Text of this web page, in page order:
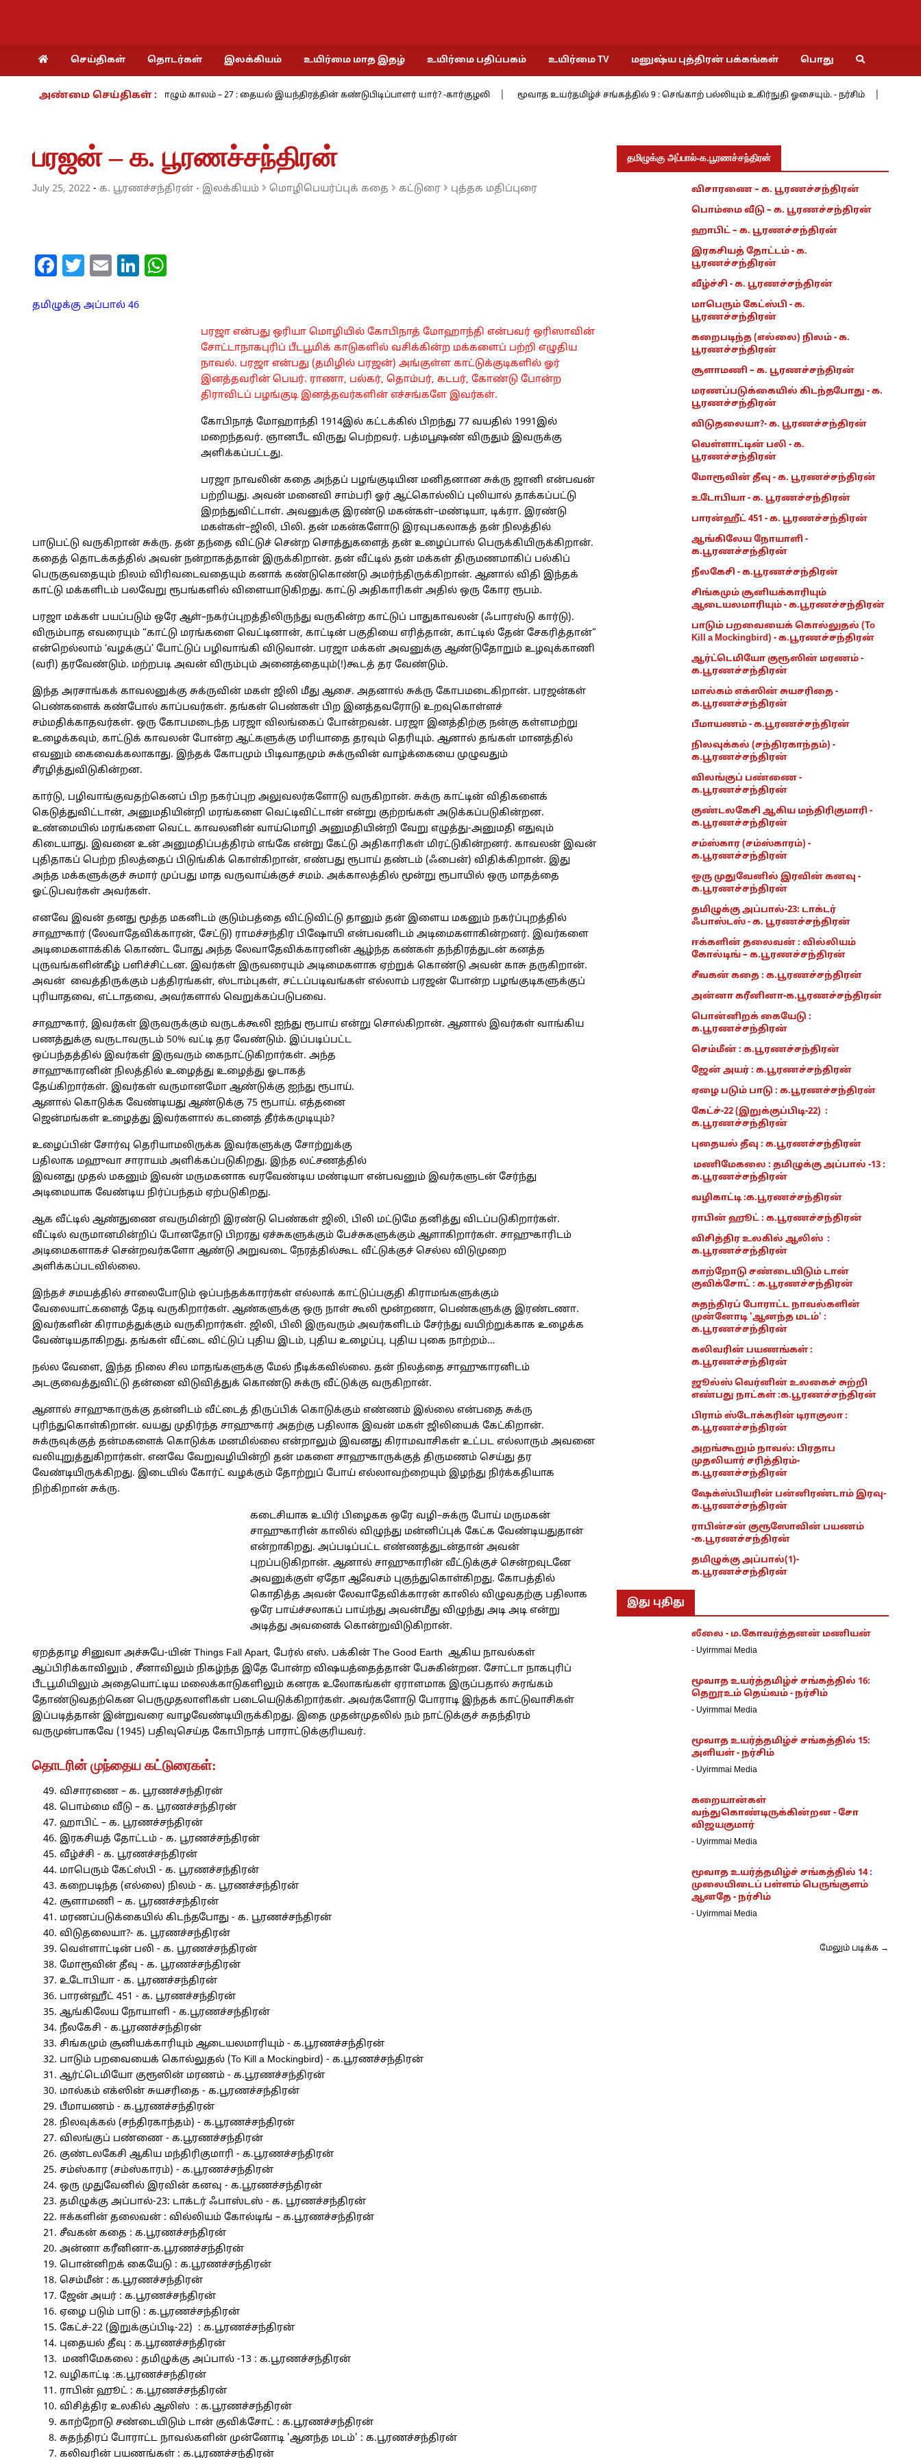
செய்திகள் தொடர்கள் இலக்கியம் உயிர்மை மாத இதழ் உயிர்மை பதிப்பகம் உயிர்மை TV மனுஷ்ய புத்திரன் பக்கங்கள் பொது
அண்மை செய்திகள் :
அ.ராமசாமி நாம் வாழும் காலம் – 27 : தையல் இயந்திரத்தின் கண்டுபிடிப்பாளர் யார்? -கார்குழலி மூவாத உயர்தமிழ்ச் சங்கத்தில் 9 : செங்காற் பல்லியும் உகிர்நுதி ஓசையும். - நர்சிம் மேற்கின்
பரஜன் – க. பூரணச்சந்திரன்
July 25, 2022 - க. பூரணச்சந்திரன் · இலக்கியம் மொழிபெயர்ப்புக் கதை கட்டுரை புத்தக மதிப்புரை
Facebook
Twitter
EmailLinkedIn
தமிழுக்கு அப்பால் 46
பரஜா என்பது ஒரியா மொழியில் கோபிநாத் மோஹாந்தி என்பவர் ஒரிஸாவின்
சோட்டாநாகபுரிப் பீடபூமிக் காடுகளில் வசிக்கின்ற மக்களைப் பற்றி எழுதிய
நாவல். பரஜா என்பது (தமிழில் பரஜன்) அங்குள்ள காட்டுக்குடிகளில் ஓர்
இனத்தவரின் பெயர். ராணா, பல்கர், தொம்பர், கடபர், கோண்டு போன்ற
திராவிடப் பழங்குடி இனத்தவர்களின் எச்சங்களே இவர்கள்.
கோபிநாத் மோஹாந்தி 1914இல் கட்டக்கில் பிறந்து 77 வயதில் 1991இல்
மறைந்தவர். ஞானபீட விருது பெற்றவர். பத்மபூஷண் விருதும் இவருக்கு
அளிக்கப்பட்டது.
பரஜா நாவலின் கதை அந்தப் பழங்குடியின மனிதனான சுக்ரு ஜானி என்பவன்
பற்றியது. அவன் மனைவி சாம்பரி ஓர் ஆட்கொல்லிப் புலியால் தாக்கப்பட்டு
இறந்துவிட்டாள். அவனுக்கு இரண்டு மகன்கள்–மண்டியா, டிக்ரா. இரண்டு
மகள்கள்–ஜிலி, பிலி. தன் மகன்களோடு இரவுபகலாகத் தன் நிலத்தில்
பாடுபட்டு வருகிறான் சுக்ரு. தன் தந்தை விட்டுச் சென்ற சொத்துகளைத் தன் உழைப்பால் பெருக்கியிருக்கிறான்.
கதைத் தொடக்கத்தில் அவன் நன்றாகத்தான் இருக்கிறான். தன் வீட்டில் தன் மக்கள் திருமணமாகிப் பல்கிப்
பெருகுவதையும் நிலம் விரிவடைவதையும் கனாக் கண்டுகொண்டு அமர்ந்திருக்கிறான். ஆனால் விதி இந்தக்
காட்டு மக்களிடம் பலவேறு ரூபங்களில் விளையாடுகிறது. காட்டு அதிகாரிகள் அதில் ஒரு கோர ரூபம்.
பரஜா மக்கள் பயப்படும் ஒரே ஆள்–நகர்ப்புறத்திலிருந்து வருகின்ற காட்டுப் பாதுகாவலன் (ஃபாரஸ்டு கார்டு).
விரும்பாத எவரையும் “காட்டு மரங்களை வெட்டினான், காட்டின் பகுதியை எரித்தான், காட்டில் தேன் சேகரித்தான்”
என்றெல்லாம் ‘வழக்குப்’ போட்டுப் பழிவாங்கி விடுவான். பரஜா மக்கள் அவனுக்கு ஆண்டுதோறும் உழவுக்காணி
(வரி) தரவேண்டும். மற்றபடி அவன் விரும்பும் அனைத்தையும்(!)கூடத் தர வேண்டும்.
இந்த அரசாங்கக் காவலனுக்கு சுக்ருவின் மகள் ஜிலி மீது ஆசை. அதனால் சுக்ரு கோபமடைகிறான். பரஜன்கள்
பெண்களைக் கண்போல் காப்பவர்கள். தங்கள் பெண்கள் பிற இனத்தவரோடு உறவுகொள்ளச்
சம்மதிக்காதவர்கள். ஒரு கோபமடைந்த பரஜா விலங்கைப் போன்றவன். பரஜா இனத்திற்கு நன்கு கள்ளமற்று
உழைக்கவும், காட்டுக் காவலன் போன்ற ஆட்களுக்கு மரியாதை தரவும் தெரியும். ஆனால் தங்கள் மானத்தில்
எவனும் கைவைக்கலாகாது. இந்தக் கோபமும் பிடிவாதமும் சுக்ருவின் வாழ்க்கையை முழுவதும்
சீரழித்துவிடுகின்றன.
கார்டு, பழிவாங்குவதற்கெனப் பிற நகர்ப்புற அலுவலர்களோடு வருகிறான். சுக்ரு காட்டின் விதிகளைக்
கெடுத்துவிட்டான், அனுமதியின்றி மரங்களை வெட்டிவிட்டான் என்று குற்றங்கள் அடுக்கப்படுகின்றன.
உண்மையில் மரங்களை வெட்ட காவலனின் வாய்மொழி அனுமதியின்றி வேறு எழுத்து-அனுமதி எதுவும்
கிடையாது. இவனை உன் அனுமதிப்பத்திரம் எங்கே என்று கேட்டு அதிகாரிகள் மிரட்டுகின்றனர். காவலன் இவன்
புதிதாகப் பெற்ற நிலத்தைப் பிடுங்கிக் கொள்கிறான், எண்பது ரூபாய் தண்டம் (ஃபைன்) விதிக்கிறான். இது
அந்த மக்களுக்குச் சுமார் முப்பது மாத வருவாய்க்குச் சமம். அக்காலத்தில் மூன்று ரூபாயில் ஒரு மாதத்தை
ஓட்டுபவர்கள் அவர்கள்.
எனவே இவன் தனது மூத்த மகனிடம் குடும்பத்தை விட்டுவிட்டு தானும் தன் இளைய மகனும் நகர்ப்புறத்தில்
சாஹுகார் (லேவாதேவிக்காரன், சேட்டு) ராமச்சந்திர பிஷோயி என்பவனிடம் அடிமைகளாகின்றனர். இவர்களை
அடிமைகளாக்கிக் கொண்ட போது அந்த லேவாதேவிக்காரனின் ஆழ்ந்த கண்கள் தந்திரத்துடன் கனத்த
புருவங்களின்கீழ் பளிச்சிட்டன. இவர்கள் இருவரையும் அடிமைகளாக ஏற்றுக் கொண்டு அவன் காசு தருகிறான்.
அவன் வைத்திருக்கும் பத்திரங்கள், ஸ்டாம்புகள், சட்டப்படிவங்கள் எல்லாம் பரஜன் போன்ற பழங்குடிகளுக்குப்
புரியாதவை, எட்டாதவை, அவர்களால் வெறுக்கப்படுபவை.
சாஹுகார், இவர்கள் இருவருக்கும் வருடக்கூலி ஐந்து ரூபாய் என்று சொல்கிறான். ஆனால் இவர்கள் வாங்கிய
பணத்துக்கு வருடாவருடம் 50% வட்டி தர வேண்டும். இப்படிப்பட்ட
ஒப்பந்தத்தில் இவர்கள் இருவரும் கைநாட்டுகிறார்கள். அந்த
சாஹுகாரனின் நிலத்தில் உழைத்து உழைத்து ஓடாகத்
தேய்கிறார்கள். இவர்கள் வருமானமோ ஆண்டுக்கு ஐந்து ரூபாய்.
ஆனால் கொடுக்க வேண்டியது ஆண்டுக்கு 75 ரூபாய். எத்தனை
ஜென்மங்கள் உழைத்து இவர்களால் கடனைத் தீர்க்கமுடியும்?
உழைப்பின் சோர்வு தெரியாமலிருக்க இவர்களுக்கு சோற்றுக்கு
பதிலாக மஹுவா சாராயம் அளிக்கப்படுகிறது. இந்த லட்சணத்தில்
இவனது முதல் மகனும் இவன் மருமகனாக வரவேண்டிய மண்டியா என்பவனும் இவர்களுடன் சேர்ந்து
அடிமையாக வேண்டிய நிர்ப்பந்தம் ஏற்படுகிறது.
ஆக வீட்டில் ஆண்துணை எவருமின்றி இரண்டு பெண்கள் ஜிலி, பிலி மட்டுமே தனித்து விடப்படுகிறார்கள்.
வீட்டில் வருமானமின்றிப் போனதோடு பிறரது ஏச்சுகளுக்கும் பேச்சுகளுக்கும் ஆளாகிறார்கள். சாஹுகாரிடம்
அடிமைகளாகச் சென்றவர்களோ ஆண்டு அறுவடை நேரத்தில்கூட வீட்டுக்குச் செல்ல விடுமுறை
அளிக்கப்படவில்லை.
இந்தச் சமயத்தில் சாலைபோடும் ஒப்பந்தக்காரர்கள் எல்லாக் காட்டுப்பகுதி கிராமங்களுக்கும்
வேலையாட்களைத் தேடி வருகிறார்கள். ஆண்களுக்கு ஒரு நாள் கூலி மூன்றணா, பெண்களுக்கு இரண்டணா.
இவர்களின் கிராமத்துக்கும் வருகிறார்கள். ஜிலி, பிலி இருவரும் அவர்களிடம் சேர்ந்து வயிற்றுக்காக உழைக்க
வேண்டியதாகிறது. தங்கள் வீட்டை விட்டுப் புதிய இடம், புதிய உழைப்பு, புதிய புகை நாற்றம்…
நல்ல வேளை, இந்த நிலை சில மாதங்களுக்கு மேல் நீடிக்கவில்லை. தன் நிலத்தை சாஹுகாரனிடம்
அடகுவைத்துவிட்டு தன்னை விடுவித்துக் கொண்டு சுக்ரு வீட்டுக்கு வருகிறான்.
ஆனால் சாஹுகாருக்கு தன்னிடம் வீட்டைத் திருப்பிக் கொடுக்கும் எண்ணம் இல்லை என்பதை சுக்ரு
புரிந்துகொள்கிறான். வயது முதிர்ந்த சாஹுகார் அதற்கு பதிலாக இவன் மகள் ஜிலியைக் கேட்கிறான்.
சுக்ருவுக்குத் தன்மகளைக் கொடுக்க மனமில்லை என்றாலும் இவனது கிராமவாசிகள் உட்பட எல்லாரும் அவனை
வலியுறுத்துகிறார்கள். எனவே வேறுவழியின்றி தன் மகளை சாஹுகாருக்குத் திருமணம் செய்து தர
வேண்டியிருக்கிறது. இடையில் கோர்ட் வழக்கும் தோற்றுப் போய் எல்லாவற்றையும் இழந்து நிர்க்கதியாக
நிற்கிறான் சுக்ரு.
கடைசியாக உயிர் பிழைகக ஒரே வழி–சுக்ரு போய் மருமகன்
சாஹுகாரின் காலில் விழுந்து மன்னிப்புக் கேட்க வேண்டியதுதான்
என்றாகிறது. அப்படிப்பட்ட எண்ணத்துடன்தான் அவன்
புறப்படுகிறான். ஆனால் சாஹுகாரின் வீட்டுக்குச் சென்றவுடனே
அவனுக்குள் ஏதோ ஆவேசம் புகுந்துகொள்கிறது. கோபத்தில்
கொதித்த அவன் லேவாதேவிக்காரன் காலில் விழுவதற்கு பதிலாக
ஒரே பாய்ச்சலாகப் பாய்ந்து அவன்மீது விழுந்து அடி அடி என்று
அடித்து அவனைக் கொன்றுவிடுகிறான்.
ஏறத்தாழ சினுவா அச்சுபே-யின் Things Fall Apart, பேர்ல் எஸ். பக்கின் The Good Earth ஆகிய நாவல்கள்
ஆப்பிரிக்காவிலும் , சீனாவிலும் நிகழ்ந்த இதே போன்ற விஷயத்தைத்தான் பேசுகின்றன. சோட்டா நாகபுரிப்
பீடபூமியிலும் அதையொட்டிய மலைக்காடுகளிலும் கனரக உலோகங்கள் ஏராளமாக இருப்பதால் சுரங்கம்
தோண்டுவதற்கென பெருமுதலாளிகள் படையெடுக்கிறார்கள். அவர்களோடு போராடி இந்தக் காட்டுவாசிகள்
இப்படித்தான் இன்றுவரை வாழவேண்டியிருக்கிறது. இதை முதன்முதலில் நம் நாட்டுக்குச் சுதந்திரம்
வருமுன்பாகவே (1945) பதிவுசெய்த கோபிநாத் பாராட்டுக்குரியவர்.
தொடரின் முந்தைய கட்டுரைகள்:
விசாரணை – க. பூரணச்சந்திரன்
பொம்மை வீடு – க. பூரணச்சந்திரன்
ஹாபிட் – க. பூரணச்சந்திரன்
இரகசியத் தோட்டம் - க. பூரணச்சந்திரன்
வீழ்ச்சி - க. பூரணச்சந்திரன்
மாபெரும் கேட்ஸ்பி - க. பூரணச்சந்திரன்
கறைபடிந்த (எல்லை) நிலம் - க. பூரணச்சந்திரன்
சூளாமணி – க. பூரணச்சந்திரன்
மரணப்படுக்கையில் கிடந்தபோது - க. பூரணச்சந்திரன்
விடுதலையா?- க. பூரணச்சந்திரன்
வெள்ளாட்டின் பலி - க. பூரணச்சந்திரன்
மோரூவின் தீவு - க. பூரணச்சந்திரன்
உடோபியா - க. பூரணச்சந்திரன்
பாரன்ஹீட் 451 - க. பூரணச்சந்திரன்
ஆங்கிலேய நோயாளி - க.பூரணச்சந்திரன்
நீலகேசி - க.பூரணச்சந்திரன்
சிங்கமும் சூனியக்காரியும் ஆடையலமாரியும் - க.பூரணச்சந்திரன்
பாடும் பறவையைக் கொல்லுதல் (To Kill a Mockingbird) - க.பூரணச்சந்திரன்
ஆர்ட்டெமியோ குரூஸின் மரணம் - க.பூரணச்சந்திரன்
மால்கம் எக்ஸின் சுயசரிதை - க.பூரணச்சந்திரன்
பீமாயணம் - க.பூரணச்சந்திரன்
நிலவுக்கல் (சந்திரகாந்தம்) - க.பூரணச்சந்திரன்
விலங்குப் பண்ணை - க.பூரணச்சந்திரன்
குண்டலகேசி ஆகிய மந்திரிகுமாரி - க.பூரணச்சந்திரன்
சம்ஸ்கார (சம்ஸ்காரம்) - க.பூரணச்சந்திரன்
ஒரு முதுவேனில் இரவின் கனவு - க.பூரணச்சந்திரன்
தமிழுக்கு அப்பால்-23: டாக்டர் ஃபாஸ்டஸ் - க. பூரணச்சந்திரன்
ஈக்களின் தலைவன் : வில்லியம் கோல்டிங் – க.பூரணச்சந்திரன்
சீவகன் கதை : க.பூரணச்சந்திரன்
அன்னா கரீனினா-க.பூரணச்சந்திரன்
பொன்னிறக் கையேடு : க.பூரணச்சந்திரன்
செம்மீன் : க.பூரணச்சந்திரன்
ஜேன் அயர் : க.பூரணச்சந்திரன்
ஏழை படும் பாடு : க.பூரணச்சந்திரன்
கேட்ச்-22 (இறுக்குப்பிடி-22) : க.பூரணச்சந்திரன்
புதையல் தீவு : க.பூரணச்சந்திரன்
மணிமேகலை : தமிழுக்கு அப்பால் -13 : க.பூரணச்சந்திரன்
வழிகாட்டி :க.பூரணச்சந்திரன்
ராபின் ஹூட் : க.பூரணச்சந்திரன்
விசித்திர உலகில் ஆலிஸ் : க.பூரணச்சந்திரன்
காற்றோடு சண்டையிடும் டான் குவிக்சோட் : க.பூரணச்சந்திரன்
சுதந்திரப் போராட்ட நாவல்களின் முன்னோடி 'ஆனந்த மடம்' : க.பூரணச்சந்திரன்
கலிவரின் பயணங்கள் : க.பூரணச்சந்திரன்
தமிழுக்கு அப்பால்-க.பூரணச்சந்திரன்
விசாரணை – க. பூரணச்சந்திரன்
பொம்மை வீடு – க. பூரணச்சந்திரன்
ஹாபிட் – க. பூரணச்சந்திரன்
இரகசியத் தோட்டம் - க.
பூரணச்சந்திரன்
வீழ்ச்சி - க. பூரணச்சந்திரன்
மாபெரும் கேட்ஸ்பி - க.
பூரணச்சந்திரன்
கறைபடிந்த (எல்லை) நிலம் - க.
பூரணச்சந்திரன்
சூளாமணி – க. பூரணச்சந்திரன்
மரணப்படுக்கையில் கிடந்தபோது - க.
பூரணச்சந்திரன்
விடுதலையா?- க. பூரணச்சந்திரன்
வெள்ளாட்டின் பலி - க.
பூரணச்சந்திரன்
மோரூவின் தீவு - க. பூரணச்சந்திரன்
உடோபியா - க. பூரணச்சந்திரன்
பாரன்ஹீட் 451 - க. பூரணச்சந்திரன்
ஆங்கிலேய நோயாளி -
க.பூரணச்சந்திரன்
நீலகேசி - க.பூரணச்சந்திரன்
சிங்கமும் சூனியக்காரியும்
ஆடையலமாரியும் - க.பூரணச்சந்திரன்
பாடும் பறவையைக் கொல்லுதல் (To
Kill a Mockingbird) - க.பூரணச்சந்திரன்
ஆர்ட்டெமியோ குரூஸின் மரணம் -
க.பூரணச்சந்திரன்
மால்கம் எக்ஸின் சுயசரிதை -
க.பூரணச்சந்திரன்
பீமாயணம் - க.பூரணச்சந்திரன்
நிலவுக்கல் (சந்திரகாந்தம்) -
க.பூரணச்சந்திரன்
விலங்குப் பண்ணை -
க.பூரணச்சந்திரன்
குண்டலகேசி ஆகிய மந்திரிகுமாரி -
க.பூரணச்சந்திரன்
சம்ஸ்கார (சம்ஸ்காரம்) -
க.பூரணச்சந்திரன்
ஒரு முதுவேனில் இரவின் கனவு -
க.பூரணச்சந்திரன்
தமிழுக்கு அப்பால்-23: டாக்டர்
ஃபாஸ்டஸ் - க. பூரணச்சந்திரன்
ஈக்களின் தலைவன் : வில்லியம்
கோல்டிங் – க.பூரணச்சந்திரன்
சீவகன் கதை : க.பூரணச்சந்திரன்
அன்னா கரீனினா-க.பூரணச்சந்திரன்
பொன்னிறக் கையேடு :
க.பூரணச்சந்திரன்
செம்மீன் : க.பூரணச்சந்திரன்
ஜேன் அயர் : க.பூரணச்சந்திரன்
ஏழை படும் பாடு : க.பூரணச்சந்திரன்
கேட்ச்-22 (இறுக்குப்பிடி-22) :
க.பூரணச்சந்திரன்
புதையல் தீவு : க.பூரணச்சந்திரன்
மணிமேகலை : தமிழுக்கு அப்பால் -13 :
க.பூரணச்சந்திரன்
வழிகாட்டி :க.பூரணச்சந்திரன்
ராபின் ஹூட் : க.பூரணச்சந்திரன்
விசித்திர உலகில் ஆலிஸ் :
க.பூரணச்சந்திரன்
காற்றோடு சண்டையிடும் டான்
குவிக்சோட் : க.பூரணச்சந்திரன்
சுதந்திரப் போராட்ட நாவல்களின்
முன்னோடி 'ஆனந்த மடம்' :
க.பூரணச்சந்திரன்
கலிவரின் பயணங்கள் :
க.பூரணச்சந்திரன்
ஜூல்ஸ் வெர்னின் உலகைச் சுற்றி
எண்பது நாட்கள் :க.பூரணச்சந்திரன்
பிராம் ஸ்டோக்கரின் டிராகுலா :
க.பூரணச்சந்திரன்
அறங்கூறும் நாவல்: பிரதாப
முதலியார் சரித்திரம்-
க.பூரணச்சந்திரன்
ஷேக்ஸ்பியரின் பன்னிரண்டாம் இரவு-
க.பூரணச்சந்திரன்
ராபின்சன் குரூஸோவின் பயணம்
-க.பூரணச்சந்திரன்
தமிழுக்கு அப்பால்(1)-
க.பூரணச்சந்திரன்
இது புதிது
லீலை - ம.கோவர்த்தனன் மணியன்
- Uyirmmai Media
மூவாத உயர்த்தமிழ்ச் சங்கத்தில் 16:
தெறூஉம் தெய்வம் - நர்சிம்
- Uyirmmai Media
மூவாத உயர்த்தமிழ்ச் சங்கத்தில் 15:
அளியள் - நர்சிம்
- Uyirmmai Media
கறையான்கள்
வந்துகொண்டிருக்கின்றன - சோ
விஜயகுமார்
- Uyirmmai Media
மூவாத உயர்த்தமிழ்ச் சங்கத்தில் 14 :
முலையிடைப் பள்ளம் பெருங்குளம்
ஆனதே - நர்சிம்
- Uyirmmai Media
மேலும் படிக்க →